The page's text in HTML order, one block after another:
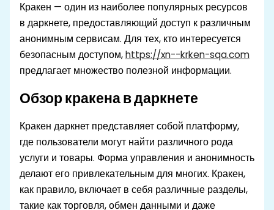
Кракен — один из наиболее популярных ресурсов
в даркнете, предоставляющий доступ к различным
анонимным сервисам. Для тех, кто интересуется
безопасным доступом,https://xn--krken-sqa.com
предлагает множество полезной информации.
Обзор кракена в даркнете
Кракен даркнет представляет собой платформу,
где пользователи могут найти различного рода
услуги и товары. Форма управления и анонимность
делают его привлекательным для многих. Кракен,
как правило, включает в себя различные разделы,
такие как торговля, обмен данными и даже